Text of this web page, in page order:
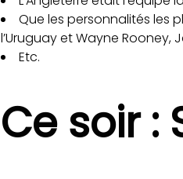
Que les personnalités les
l’Uruguay et Wayne Rooney,
Etc.
Ce soir :